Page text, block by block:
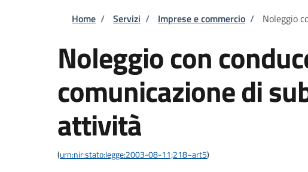
Briciole di pane
Home / Servizi / Imprese e commercio / Noleggio
Noleggio con
comunicazione di
attività
(urn:nir:stato:legge:2003-08-11;218~art5)